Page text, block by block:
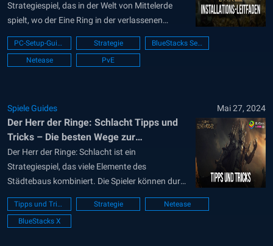
Strategiespiel, das in der Welt von Mittelerde
spielt, wo der Eine Ring in der verlassenen
Festung Dol Guldur wieder aufgetaucht ist, was
zu einem neuen Krieg des Rings führt.
Übernehme die Rolle eines mächtigen Anführers
PC-Setup-Guide Strategie
BlueStacks Setup
Netease
PvE
Spiele Guides Mai 27, 2024
Der Herr der Ringe: Schlacht Tipps und
Tricks – Die besten Wege zur
Optimierung des Fortschritts
Der Herr der Ringe: Schlacht ist ein
Strategiespiel, das viele Elemente des
Städtebaus kombiniert. Die Spieler können durch
den Bau und die Aufwertung verschiedener
Gebäude in ihren Siedlungen enorme
Ressourcen ernten. In diesem Artikel stellen wir
Tipps und Tricks Strategie
Netease
BlueStacks X